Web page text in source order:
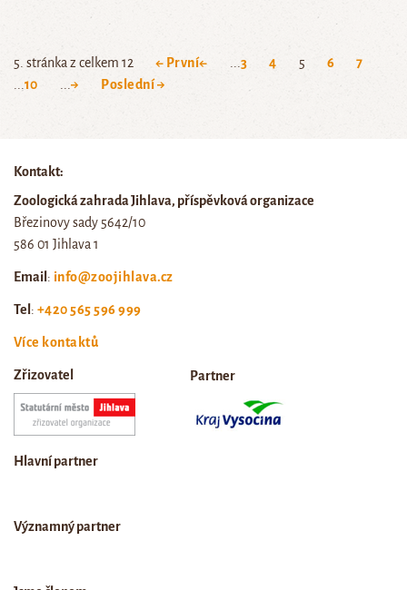
5. stránka z celkem 12 ← První← 3 4 5 6
7
10 → Poslední →
Kontakt:
Zoologická zahrada Jihlava, příspěvková organizace
Březinovy sady 5642/10
586 01 Jihlava 1
Email : info@zoojihlava.cz
Tel : +420 565 596 999
Více kontaktů
Zřizovatel Partner
Hlavní partner
Významný partner